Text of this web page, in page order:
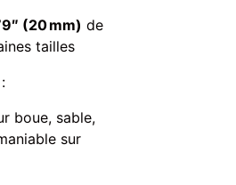
(20 mm) de
tailles
:
boue, sable,
sur